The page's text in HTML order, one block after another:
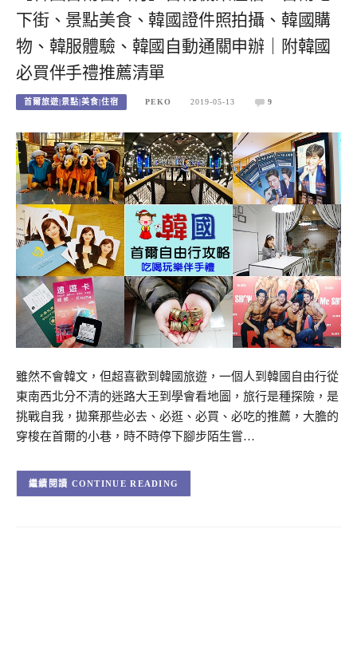
下街、景點美食、韓國證件照拍攝、韓國購
物、韓服體驗、韓國自動通關申辦｜附韓國
必買伴手禮推薦清單
首爾旅遊|景點|美食|住宿 PEKO 2019-05-13 9
雖然不會韓文，但超喜歡到韓國旅遊，一個人到韓國自由行從
東南西北分不清的迷路大王到學會看地圖，旅行是種探險，是
挑戰自我，拋棄那些必去、必逛、必買、必吃的推薦，大膽的
穿梭在首爾的小巷，時不時停下腳步陌生嘗…
CONTINUE READING